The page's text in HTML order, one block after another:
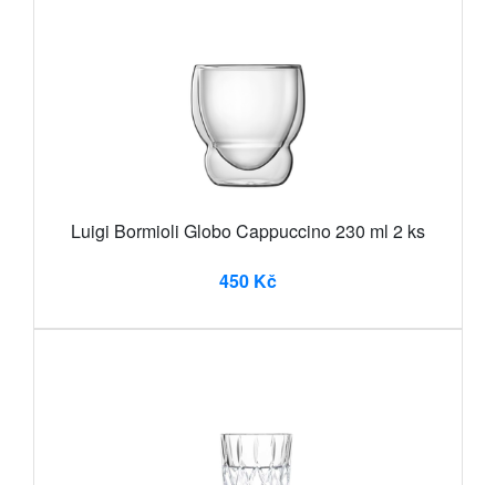
Luigi Bormioli Globo Cappuccino 230 ml 2 ks
450 Kč